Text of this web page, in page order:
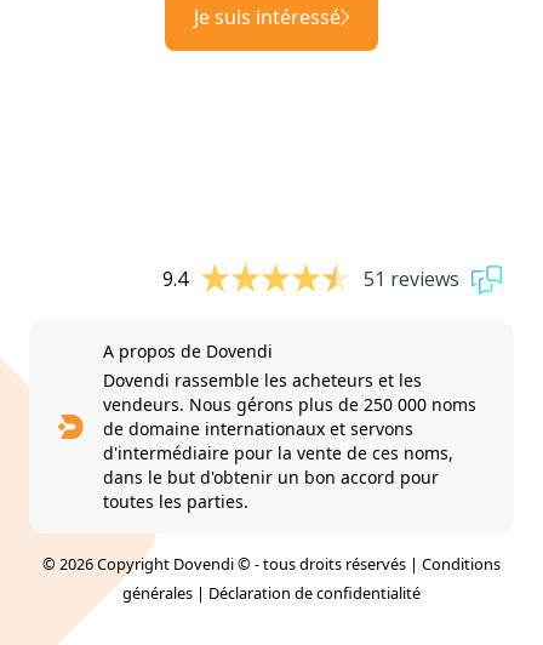
Je suis intéressé
9.4 51 reviews
A propos de Dovendi
Dovendi rassemble les acheteurs et les
vendeurs. Nous gérons plus de 250 000 noms
de domaine internationaux et servons
d'intermédiaire pour la vente de ces noms,
dans le but d'obtenir un bon accord pour
toutes les parties.
© 2026 Copyright Dovendi © - tous droits réservés | Conditions
générales | Déclaration de confidentialité